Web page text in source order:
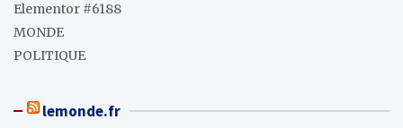
Elementor #6188
MONDE
POLITIQUE
lemonde.fr